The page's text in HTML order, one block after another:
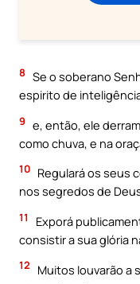
8 Se o soberano
espirito de
9 e, então, ele
como chuva, e na
10 Regulará os seus
nos segredos de
11
Exporá
consistir a sua glória
12
Muitos louvarão a